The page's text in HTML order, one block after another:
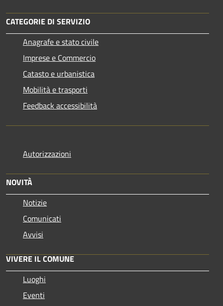
CATEGORIE DI SERVIZIO
Anagrafe e stato civile
Imprese e Commercio
Catasto e urbanistica
Mobilità e trasporti
Feedback accessibilità
Autorizzazioni
NOVITÀ
Notizie
Comunicati
Avvisi
VIVERE IL COMUNE
Luoghi
Eventi